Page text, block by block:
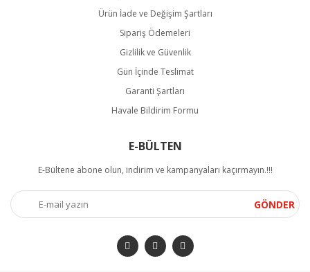
Ürün İade ve Değişim Şartları
Sipariş Ödemeleri
Gizlilik ve Güvenlik
Gün İçinde Teslimat
Garanti Şartları
Havale Bildirim Formu
E-BÜLTEN
E-Bültene abone olun, indirim ve kampanyaları kaçırmayın.!!!
GÖNDER